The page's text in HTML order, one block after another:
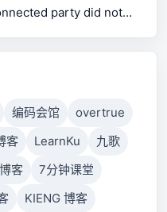
party did not
host has failed
编码会馆
overtrue
客 LearnKu
九歌
客
7分钟课堂
KIENG 博客